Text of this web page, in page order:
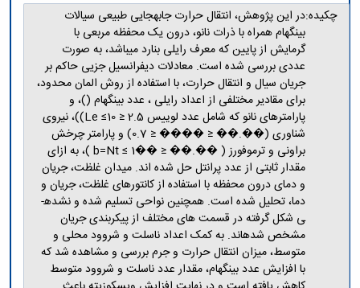
Analysis
دفتر
کارآموزی
بنیاد
ملی
نخبگان
شرکت
های
دانش
بنیان
چکیده:در این پژوهش، انتقال حرارت جابه­جایی طبیعی سیالات
بینگهام همراه با ذرات نانو، درون یک محفظه مربعی با
گرمایش از پایین که معرف رایلی بنارد می­باشد، به صورت
عددی بررسی شده است. معادلات دیفرانسیل جزیی حاکم بر
جریان سیال و انتقال حرارت، با استفاده از روش المان محدود،
برای مقادیر مختلفی از اعداد رایلی ، عدد بینگهام ()، و
پارامترهای نانو که شامل عدد لوییس 2.5 ≤ Le ≤10))، نیروی
شناوری (��.�� ≤ ���� ≤ 0.7) و پارامتر چرخش
براونی و ترموفورز ( ��.�� ≤ ��b=Nt ≤ 1 )، به ازای
مقدار ثابتی از عدد پرانتل حل شده اند. میدان غلظت، جریان
و دمای درون محفظه با استفاده از کانتورهای غلظت، جریان و
دما، تحلیل شده است. همچنین نواحی تسلیم شده و نشده­
ی شکل گرفته در قسمت های مختلف از پیکربندی جریان
مشخص شده­اند. به کمک اعداد ناسلت و شروود محلی و
متوسط، میزان انتقال حرارت و جرم بررسی و مشاهده شد که
با افزایش عدد بینگهام، مقدار عدد ناسلت و شروود متوسط